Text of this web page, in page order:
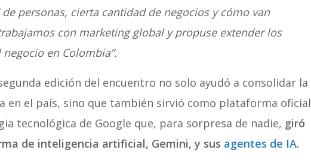
personas, cierta cantidad de negocios y cómo van
con marketing global y propuse extender los
en Colombia”.
edición del encuentro no solo ayudó a consolidar la
en el país, sino que también sirvió como plataforma oficial
tecnológica de Google que, para sorpresa de nadie, giró
de inteligencia artificial, Gemini, y sus agentes de IA.